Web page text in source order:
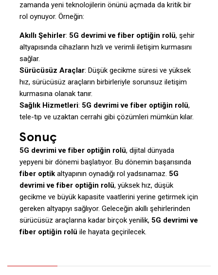
zamanda yeni teknolojilerin önünü açmada da kritik bir
rol oynuyor. Örneğin:
Akıllı Şehirler: 5G devrimi ve fiber optiğin rolü, şehir
altyapısında cihazların hızlı ve verimli iletişim kurmasını
sağlar.
Sürücüsüz Araçlar: Düşük gecikme süresi ve yüksek
hız, sürücüsüz araçların birbirleriyle sorunsuz iletişim
kurmasına olanak tanır.
Sağlık Hizmetleri: 5G devrimi ve fiber optiğin rolü,
tele-tıp ve uzaktan cerrahi gibi çözümleri mümkün kılar.
Sonuç
5G devrimi ve fiber optiğin rolü, dijital dünyada
yepyeni bir dönemi başlatıyor. Bu dönemin başarısında
fiber optik altyapının oynadığı rol yadsınamaz. 5G
devrimi ve fiber optiğin rolü, yüksek hız, düşük
gecikme ve büyük kapasite vaatlerini yerine getirmek için
gereken altyapıyı sağlıyor. Geleceğin akıllı şehirlerinden
sürücüsüz araçlarına kadar birçok yenilik, 5G devrimi ve
fiber optiğin rolü ile hayata geçirilecek.